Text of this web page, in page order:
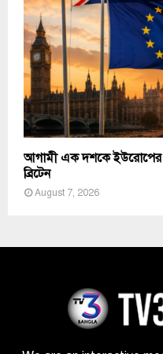
আগামী এক দশকে ইউরোপের
ব্রিটেন
August 7, 2026